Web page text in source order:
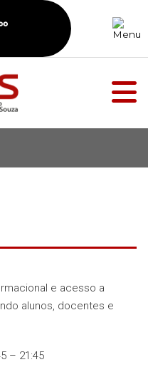
e acesso a
alunos, docentes e
– 21:45